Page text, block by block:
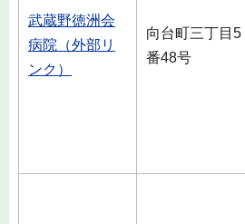
武蔵野徳洲会
病院（外部リ
ンク）
向台町三丁目5
番48号